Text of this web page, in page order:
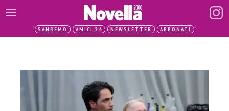
SANREMO AMICI 24 NEWSLETTER ABBONATI